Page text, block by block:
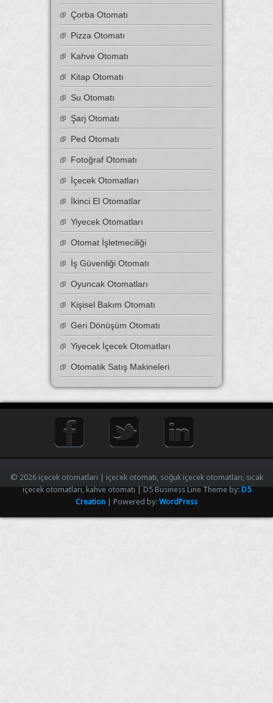
Çorba Otomatı
Pizza Otomatı
Kahve Otomatı
Kitap Otomatı
Su Otomatı
Şarj Otomatı
Ped Otomatı
Fotoğraf Otomatı
İçecek Otomatları
İkinci El Otomatlar
Yiyecek Otomatları
Otomat İşletmeciliği
İş Güvenliği Otomatı
Oyuncak Otomatları
Kişisel Bakım Otomatı
Geri Dönüşüm Otomatı
Yiyecek İçecek Otomatları
Otomatik Satış Makineleri
© 2026 içecek otomatları | içecek otomatı, soğuk içecek otomatları, sıcak
içecek otomatları, kahve otomatı | D5 Business Line Theme by:D5
Creation | Powered by: WordPress